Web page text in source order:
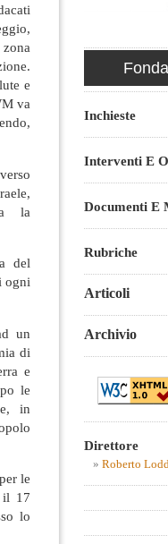
e
va
la
del
ogni
un
di
e
le
in
le
il 17
lo
Inchieste
Interventi E
Documenti E
Rubriche
Articoli
Archivio
Direttore
Roberto